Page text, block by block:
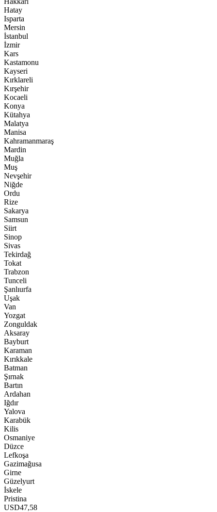
Hatay
Isparta
Mersin
İstanbul
İzmir
Kars
Kastamonu
Kayseri
Kırklareli
Kırşehir
Kocaeli
Konya
Kütahya
Malatya
Manisa
Kahramanmaraş
Mardin
Muğla
Muş
Nevşehir
Niğde
Ordu
Rize
Sakarya
Samsun
Siirt
Sinop
Sivas
Tekirdağ
Tokat
Trabzon
Tunceli
Şanlıurfa
Uşak
Van
Yozgat
Zonguldak
Aksaray
Bayburt
Karaman
Kırıkkale
Batman
Şırnak
Bartın
Ardahan
Iğdır
Yalova
Karabük
Kilis
Osmaniye
Düzce
Lefkoşa
Gazimağusa
Girne
Güzelyurt
İskele
Pristina
USD47,58